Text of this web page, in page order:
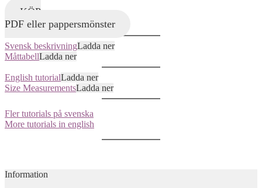
KÖP
PDF eller pappersmönster
Svensk beskrivningLadda ner
MåttabellLadda ner
English tutorialLadda ner
Size MeasurementsLadda ner
Fler tutorials på svenska
More tutorials in english
Information